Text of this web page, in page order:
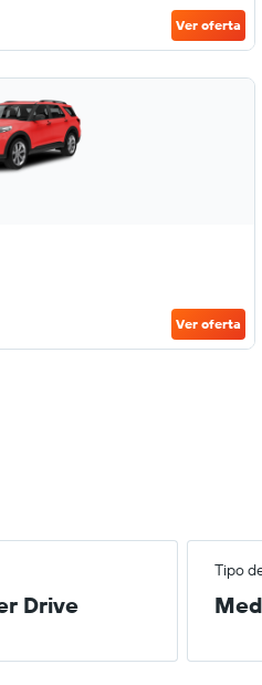
Ver oferta
Ver oferta
Tipo
Drive